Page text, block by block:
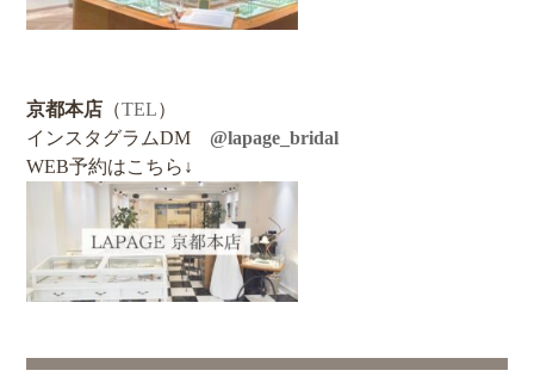
京都本店 （TEL）
インスタグラムDM @lapage_bridal
WEB予約はこちら↓